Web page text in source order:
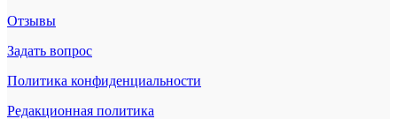
Отзывы
Задать вопрос
Политика конфиденциальности
Редакционная политика